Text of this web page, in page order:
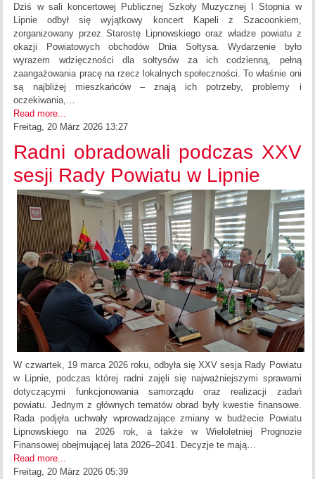
Dziś w sali koncertowej Publicznej Szkoły Muzycznej I Stopnia w
Lipnie odbył się wyjątkowy koncert Kapeli z Szacoonkiem,
zorganizowany przez Starostę Lipnowskiego oraz władze powiatu z
okazji Powiatowych obchodów Dnia Sołtysa. Wydarzenie było
wyrazem wdzięczności dla sołtysów za ich codzienną, pełną
zaangażowania pracę na rzecz lokalnych społeczności. To właśnie oni
są najbliżej mieszkańców – znają ich potrzeby, problemy i
oczekiwania,…
Read more...
Freitag, 20 März 2026 13:27
Radni obradowali podczas XXV
sesji Rady Powiatu w Lipnie
W czwartek, 19 marca 2026 roku, odbyła się XXV sesja Rady Powiatu
w Lipnie, podczas której radni zajęli się najważniejszymi sprawami
dotyczącymi funkcjonowania samorządu oraz realizacji zadań
powiatu. Jednym z głównych tematów obrad były kwestie finansowe.
Rada podjęła uchwały wprowadzające zmiany w budżecie Powiatu
Lipnowskiego na 2026 rok, a także w Wieloletniej Prognozie
Finansowej obejmującej lata 2026–2041. Decyzje te mają…
Read more...
Freitag, 20 März 2026 05:39